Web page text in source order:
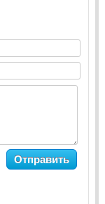
Отправить